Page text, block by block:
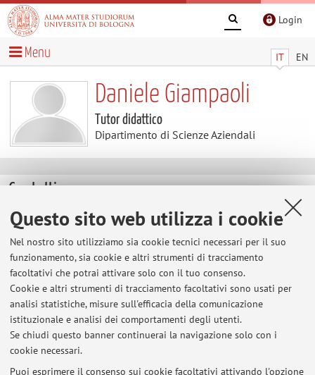
Questo sito web utilizza i cookie
Nel nostro sito utilizziamo sia cookie tecnici necessari per il suo
funzionamento, sia cookie e altri strumenti di tracciamento
facoltativi che potrai attivare solo con il tuo consenso.
Cookie e altri strumenti di tracciamento facoltativi sono usati per
analisi statistiche, misure sull'efficacia della comunicazione
istituzionale e analisi dei comportamenti degli utenti.
Se chiudi questo banner continuerai la navigazione solo con i
cookie necessari.
Puoi esprimere il consenso sui cookie facoltativi attivando l'opzione
Login
IT EN
Menu
Daniele Giampaoli
Tutor didattico
Dipartimento di Scienze Aziendali
Contatti
E-mail: daniele.giampaoli@unibo.it
Dipartimento di Scienze Aziendali
Via Capo di Lucca 34, Bologna -
Vai alla mappa
Ultimi avvisi